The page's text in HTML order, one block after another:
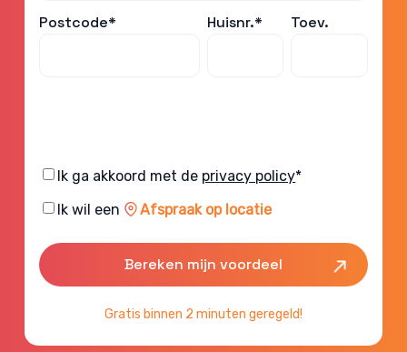
Postcode* Huisnr.* Toev.
Consent
Ik ga akkoord met de privacy policy*
Consent
Ik wil een Afspraak op locatie
Gratis binnen 2 minuten geregeld!